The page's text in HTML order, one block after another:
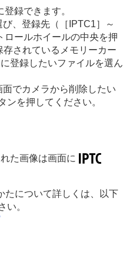
録できます。
び、登録先（ ［IPTC1］
～
ロールホイールの中央を押
されているメモリーカー
登録したいファイルを選ん
面でカメラから削除したい
ンを押してください。
た画像は画面に
たについて詳しくは、以下
い。